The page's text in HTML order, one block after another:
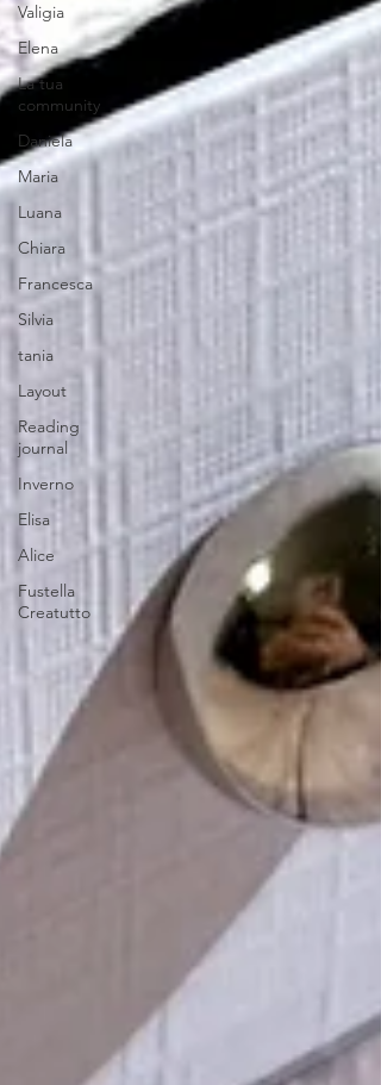
Valigia
Elena
La tua
community
Daniela
Maria
Luana
Chiara
Francesca
Silvia
tania
Layout
Reading
journal
Inverno
Elisa
Alice
Fustella
Creatutto